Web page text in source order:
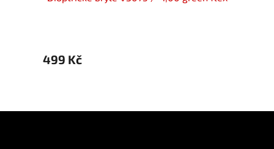
499 Kč